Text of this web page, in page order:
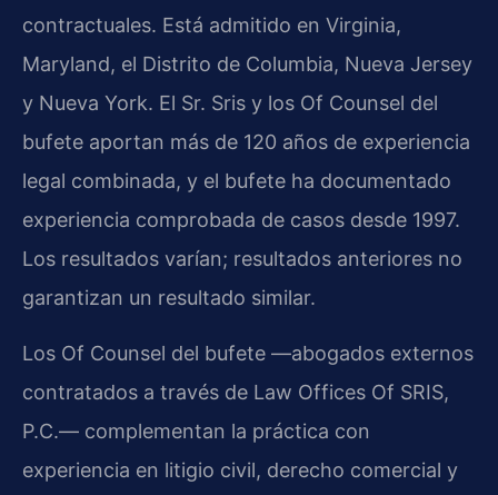
contractuales. Está admitido en Virginia,
Maryland, el Distrito de Columbia, Nueva Jersey
y Nueva York. El Sr. Sris y los Of Counsel del
bufete aportan más de 120 años de experiencia
legal combinada, y el bufete ha documentado
experiencia comprobada de casos desde 1997.
Los resultados varían; resultados anteriores no
garantizan un resultado similar.
Los Of Counsel del bufete —abogados externos
contratados a través de Law Offices Of SRIS,
P.C.— complementan la práctica con
experiencia en litigio civil, derecho comercial y